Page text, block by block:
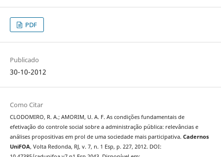
PDF
Publicado
30-10-2012
Como Citar
CLODOMIRO, R. A.; AMORIM, U. A. F. As condições fundamentais de
efetivação do controle social sobre a administração pública: relevâncias e
análises propositivas em prol de uma sociedade mais participativa. Cadernos
UniFOA, Volta Redonda, RJ, v. 7, n. 1 Esp, p. 227, 2012. DOI: